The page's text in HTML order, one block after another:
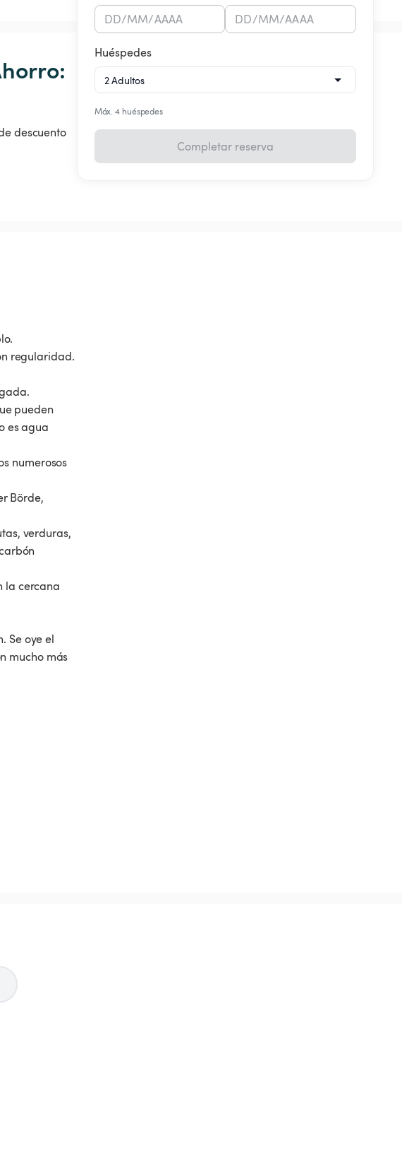
DD/MM/AAAA
DD/MM/AAAA
Huéspedes
Máx. 4 huéspedes
Completar reserva
descuento
regularidad.
pueden
es agua
numerosos
Börde,
verduras,
la cercana
Se oye el
mucho más